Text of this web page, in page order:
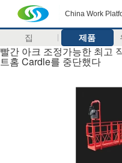
China Work
집 제품
빨간 아크 조정가능한 최고
트홈 Cardle를 중단했다